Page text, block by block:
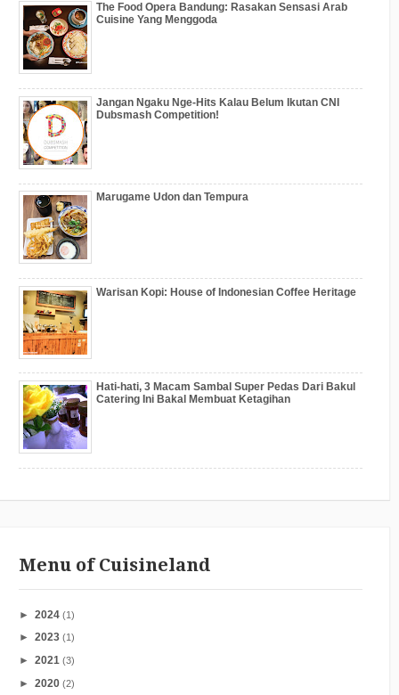
The Food Opera Bandung: Rasakan Sensasi Arab
Cuisine Yang Menggoda
Jangan Ngaku Nge-Hits Kalau Belum Ikutan CNI
Dubsmash Competition!
Marugame Udon dan Tempura
Warisan Kopi: House of Indonesian Coffee Heritage
Hati-hati, 3 Macam Sambal Super Pedas Dari Bakul
Catering Ini Bakal Membuat Ketagihan
Menu of Cuisineland
► 2024 (1)
► 2023 (1)
► 2021 (3)
► 2020 (2)